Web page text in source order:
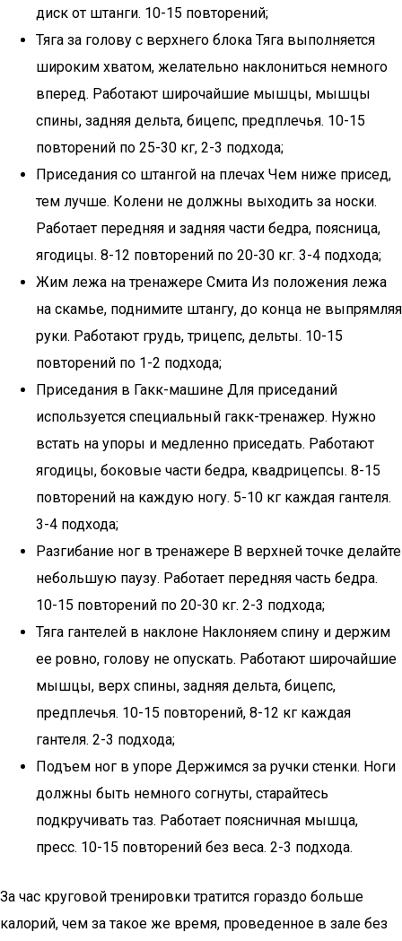
диск от штанги. 10-15 повторений;
Тяга за голову с верхнего блока Тяга выполняется
широким хватом, желательно наклониться немного
вперед. Работают широчайшие мышцы, мышцы
спины, задняя дельта, бицепс, предплечья. 10-15
повторений по 25-30 кг, 2-3 подхода;
Приседания со штангой на плечах Чем ниже присед,
тем лучше. Колени не должны выходить за носки.
Работает передняя и задняя части бедра, поясница,
ягодицы. 8-12 повторений по 20-30 кг. 3-4 подхода;
Жим лежа на тренажере Смита Из положения лежа
на скамье, поднимите штангу, до конца не выпрямляя
руки. Работают грудь, трицепс, дельты. 10-15
повторений по 1-2 подхода;
Приседания в Гакк-машине Для приседаний
используется специальный гакк-тренажер. Нужно
встать на упоры и медленно приседать. Работают
ягодицы, боковые части бедра, квадрицепсы. 8-15
повторений на каждую ногу. 5-10 кг каждая гантеля.
3-4 подхода;
Разгибание ног в тренажере В верхней точке делайте
небольшую паузу. Работает передняя часть бедра.
10-15 повторений по 20-30 кг. 2-3 подхода;
Тяга гантелей в наклоне Наклоняем спину и держим
ее ровно, голову не опускать. Работают широчайшие
мышцы, верх спины, задняя дельта, бицепс,
предплечья. 10-15 повторений, 8-12 кг каждая
гантеля. 2-3 подхода;
Подъем ног в упоре Держимся за ручки стенки. Ноги
должны быть немного согнуты, старайтесь
подкручивать таз. Работает поясничная мышца,
пресс. 10-15 повторений без веса. 2-3 подхода.
За час круговой тренировки тратится гораздо больше
калорий, чем за такое же время, проведенное в зале без